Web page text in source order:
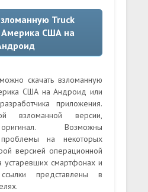
Truck
США на
скачать взломанную
США на Андроид или
приложения.
взломанной версии,
Возможны
на некоторых
версией операционной
устаревших смартфонах и
представлены в